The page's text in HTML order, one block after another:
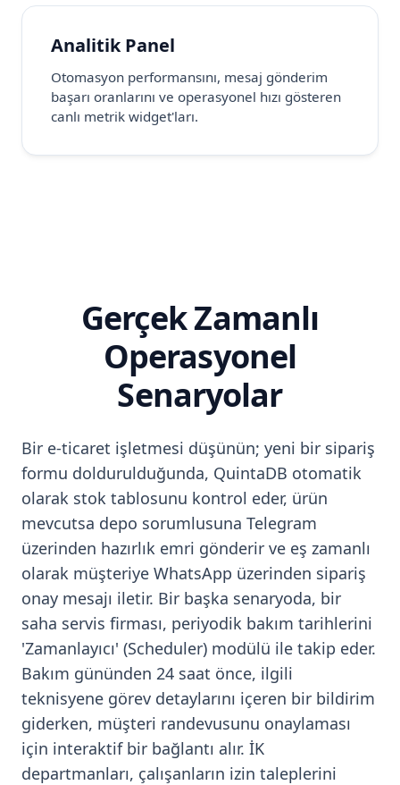
Analitik Panel
Otomasyon performansını, mesaj gönderim
başarı oranlarını ve operasyonel hızı gösteren
canlı metrik widget'ları.
Gerçek Zamanlı
Operasyonel
Senaryolar
Bir e-ticaret işletmesi düşünün; yeni bir sipariş
formu doldurulduğunda, QuintaDB otomatik
olarak stok tablosunu kontrol eder, ürün
mevcutsa depo sorumlusuna Telegram
üzerinden hazırlık emri gönderir ve eş zamanlı
olarak müşteriye WhatsApp üzerinden sipariş
onay mesajı iletir. Bir başka senaryoda, bir
saha servis firması, periyodik bakım tarihlerini
'Zamanlayıcı' (Scheduler) modülü ile takip eder.
Bakım gününden 24 saat önce, ilgili
teknisyene görev detaylarını içeren bir bildirim
giderken, müşteri randevusunu onaylaması
için interaktif bir bağlantı alır. İK
departmanları, çalışanların izin taleplerini